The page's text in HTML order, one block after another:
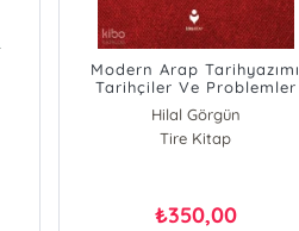
Modern Arap Tarihyazımı
Tarihçiler Ve Problemler
Hilal Görgün
Tire Kitap
₺350,00